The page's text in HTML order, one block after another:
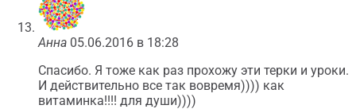
Анна 05.06.2016 в 18:28
Спасибо. Я тоже как раз прохожу эти терки и уроки.
И действительно все так вовремя)))) как
витаминка!!!! для души))))